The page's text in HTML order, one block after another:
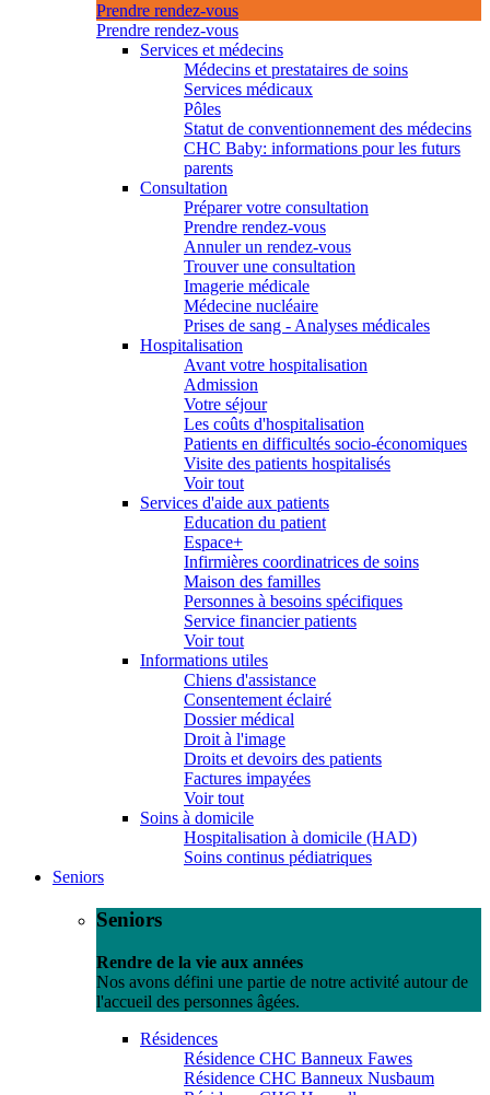
Prendre rendez-vous
Prendre rendez-vous
Services et médecins
Médecins et prestataires de soins
Services médicaux
Pôles
Statut de conventionnement des médecins
CHC Baby: informations pour les futurs
parents
Consultation
Préparer votre consultation
Prendre rendez-vous
Annuler un rendez-vous
Trouver une consultation
Imagerie médicale
Médecine nucléaire
Prises de sang - Analyses médicales
Hospitalisation
Avant votre hospitalisation
Admission
Votre séjour
Les coûts d'hospitalisation
Patients en difficultés socio-économiques
Visite des patients hospitalisés
Voir tout
Services d'aide aux patients
Education du patient
Espace+
Infirmières coordinatrices de soins
Maison des familles
Personnes à besoins spécifiques
Service financier patients
Voir tout
Informations utiles
Chiens d'assistance
Consentement éclairé
Dossier médical
Droit à l'image
Droits et devoirs des patients
Factures impayées
Voir tout
Soins à domicile
Hospitalisation à domicile (HAD)
Soins continus pédiatriques
Seniors
Seniors
Rendre de la vie aux années
Nos avons défini une partie de notre activité autour de
l'accueil des personnes âgées.
Résidences
Résidence CHC Banneux Fawes
Résidence CHC Banneux Nusbaum